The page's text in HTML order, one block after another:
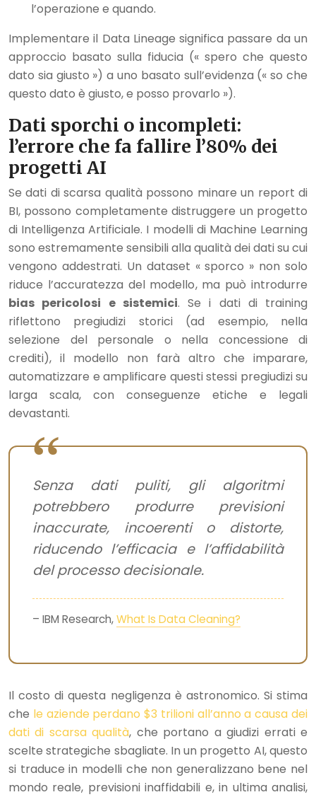
l’operazione e quando.
Implementare il Data Lineage significa passare da un
approccio basato sulla fiducia (« spero che questo
dato sia giusto ») a uno basato sull’evidenza (« so che
questo dato è giusto, e posso provarlo »).
Dati sporchi o incompleti:
l’errore che fa fallire l’80% dei
progetti AI
Se dati di scarsa qualità possono minare un report di
BI, possono completamente distruggere un progetto
di Intelligenza Artificiale. I modelli di Machine Learning
sono estremamente sensibili alla qualità dei dati su cui
vengono addestrati. Un dataset « sporco » non solo
riduce l’accuratezza del modello, ma può introdurre
bias pericolosi e sistemici. Se i dati di training
riflettono pregiudizi storici (ad esempio, nella
selezione del personale o nella concessione di
crediti), il modello non farà altro che imparare,
automatizzare e amplificare questi stessi pregiudizi su
larga scala, con conseguenze etiche e legali
devastanti.
Senza dati puliti, gli algoritmi
potrebbero produrre previsioni
inaccurate, incoerenti o distorte,
riducendo l’efficacia e l’affidabilità
del processo decisionale.
– IBM Research,What Is Data Cleaning?
Il costo di questa negligenza è astronomico. Si stima
che le aziende perdano $3 trilioni all’anno a causa dei
dati di scarsa qualità, che portano a giudizi errati e
scelte strategiche sbagliate. In un progetto AI, questo
si traduce in modelli che non generalizzano bene nel
mondo reale, previsioni inaffidabili e, in ultima analisi,